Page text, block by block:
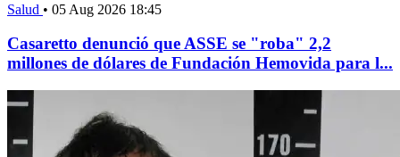
Salud • 05 Aug 2026 18:45
Casaretto denunció que ASSE se "roba" 2,2
millones de dólares de Fundación Hemovida para l...